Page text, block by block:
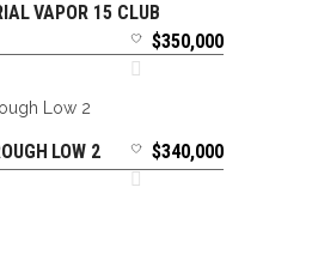
OPCIONES
VAPOR 15 CLUB
$350,000
OPCIONES
LOW 2 $340,000